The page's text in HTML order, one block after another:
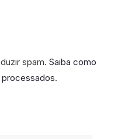
spam. Saiba como
.